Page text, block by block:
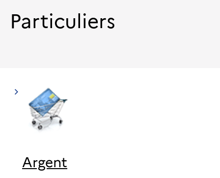
Particuliers
Argent